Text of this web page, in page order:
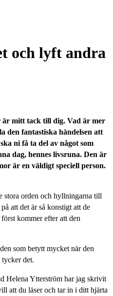
och lyft andra
mitt tack till dig. Vad är mer
den fantastiska händelsen att
ni få ta del av något som
dag, hennes livsruna. Den är
är en väldigt speciell person.
stora orden och hyllningarna till
att det är så konstigt att de
kommer efter att den
som betytt mycket när den
tycker det.
Helena Ytterström har jag skrivit
att du läser och tar in i ditt hjärta